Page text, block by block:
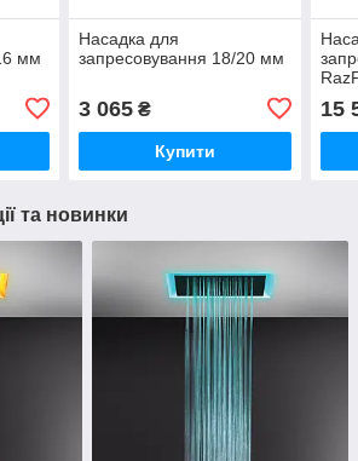
мм
Насадка для
запресовування 18/20 мм
3 065₴
Купити
15
та новинки